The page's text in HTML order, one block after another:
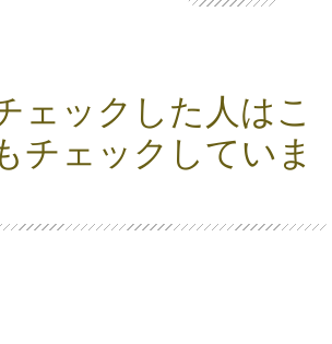
ェックした人はこ
チェックしていま